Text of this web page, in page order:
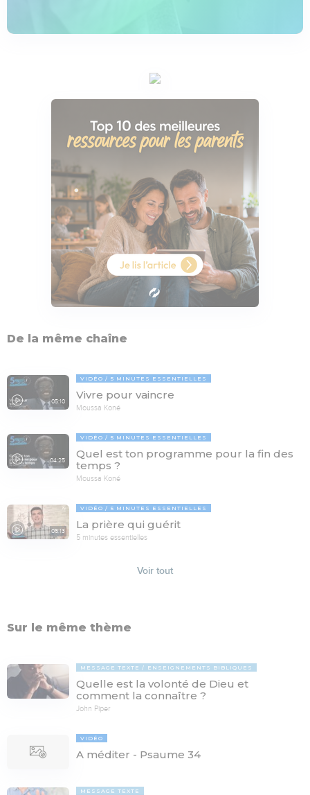
De la même chaîne
05:10
VIDÉO 5 MINUTES ESSENTIELLES
Vivre pour vaincre
Moussa Koné
04:25
VIDÉO 5 MINUTES ESSENTIELLES
Quel est ton programme pour la fin des
temps ?
Moussa Koné
05:13
VIDÉO 5 MINUTES ESSENTIELLES
La prière qui guérit
5 minutes essentielles
Voir tout
Sur le même thème
MESSAGE TEXTE ENSEIGNEMENTS BIBLIQUES
Quelle est la volonté de Dieu et
comment la connaître ?
John Piper
VIDÉO
A méditer - Psaume 34
MESSAGE TEXTE